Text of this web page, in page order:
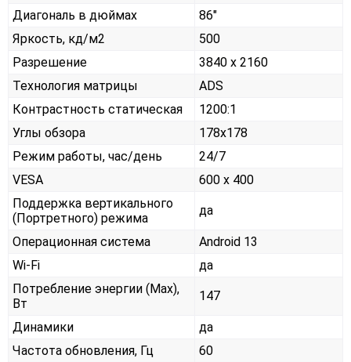
Диагональ в дюймах
86"
Яркость, кд/м2
500
Разрешение
3840 x 2160
Технология матрицы
ADS
Контрастность статическая
1200:1
Углы обзора
178x178
Режим работы, час/день
24/7
VESA
600 x 400
Поддержка вертикального
(Портретного) режима
да
Операционная система
Android 13
Wi-Fi
да
Потребление энергии (Max),
Вт
147
Динамики
да
Частота обновления, Гц
60